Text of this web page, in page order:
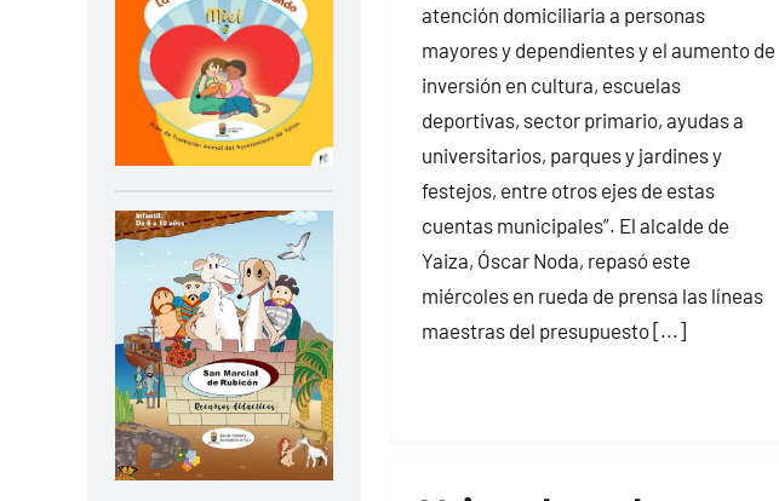
atención domiciliaria a personas
mayores y dependientes y el aumento de
inversión en cultura, escuelas
deportivas, sector primario, ayudas a
universitarios, parques y jardines y
festejos, entre otros ejes de estas
cuentas municipales”. El alcalde de
Yaiza, Óscar Noda, repasó este
miércoles en rueda de prensa las líneas
maestras del presupuesto [...]